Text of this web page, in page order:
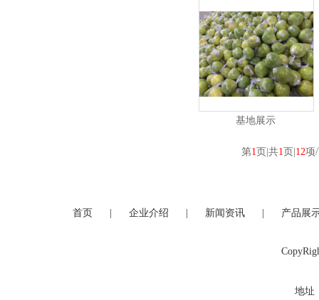
基地展示
第1 页|共1 页| 12项
首页 企业介绍 新闻资讯 产品展
地址